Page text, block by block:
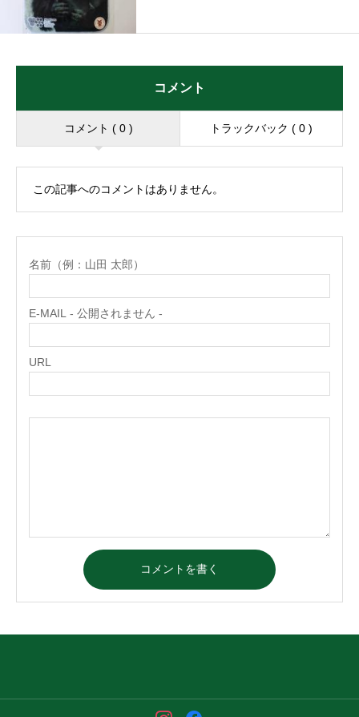
コメント
コメント ( 0 ) トラックバック ( 0 )
この記事へのコメントはありません。
名前（例：山田 太郎）
E-MAIL - 公開されません -
URL
コメントを書く